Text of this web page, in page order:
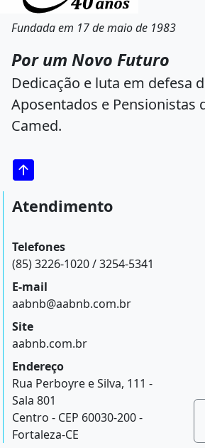
Fundada em 17 de maio de 1983
Por um Novo Futuro
Dedicação e luta em defesa
Aposentados e Pensionistas
Camed.
Atendimento
Telefones
(85) 3226-1020 / 3254-5341
E-mail
aabnb@aabnb.com.br
Site
aabnb.com.br
Endereço
Rua Perboyre e Silva, 111 -
Sala 801
Centro - CEP 60030-200 -
Fortaleza-CE